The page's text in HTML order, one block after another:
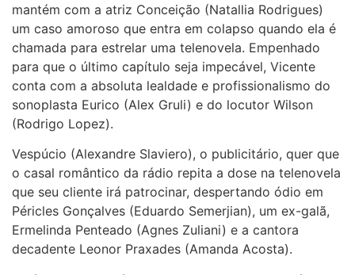
mantém com a atriz Conceição (Natallia Rodrigues)
um caso amoroso que entra em colapso quando ela é
chamada para estrelar uma telenovela. Empenhado
para que o último capítulo seja impecável, Vicente
conta com a absoluta lealdade e profissionalismo do
sonoplasta Eurico (Alex Gruli) e do locutor Wilson
(Rodrigo Lopez).
Vespúcio (Alexandre Slaviero), o publicitário, quer que
o casal romântico da rádio repita a dose na telenovela
que seu cliente irá patrocinar, despertando ódio em
Péricles Gonçalves (Eduardo Semerjian), um ex-galã,
Ermelinda Penteado (Agnes Zuliani) e a cantora
decadente Leonor Praxades (Amanda Acosta).